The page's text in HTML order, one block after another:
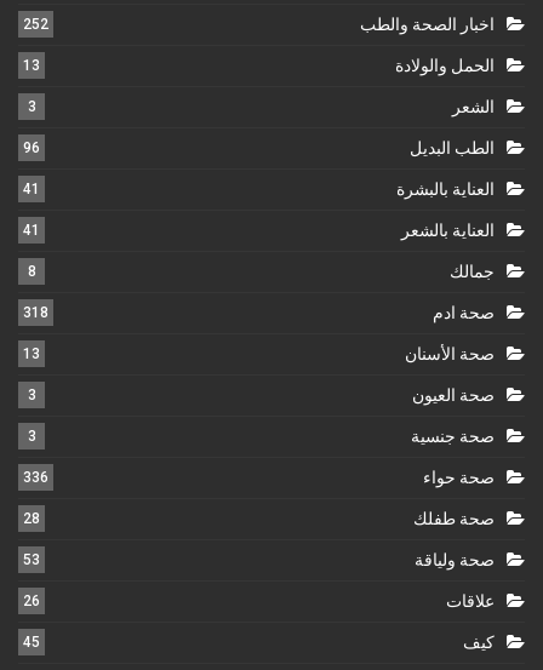
اخبار الصحة والطب 252
الحمل والولادة 13
الشعر 3
الطب البديل 96
العناية بالبشرة 41
العناية بالشعر 41
جمالك 8
صحة ادم 318
صحة الأسنان 13
صحة العيون 3
صحة جنسية 3
صحة حواء 336
صحة طفلك 28
صحة ولياقة 53
علاقات 26
كيف 45